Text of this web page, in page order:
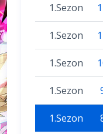
1.Sezon
1.Sezon
1.Sezon
1.Sezon
1.Sezon